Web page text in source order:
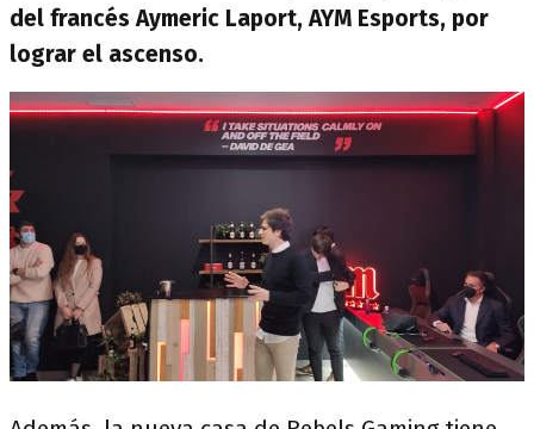
del francés Aymeric Laport, AYM Esports, por
lograr el ascenso.